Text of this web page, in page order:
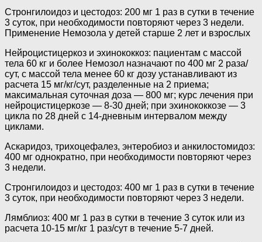
Стронгилоидоз и цестодоз: 200 мг 1 раз в сутки в течение
3 суток, при необходимости повторяют через 3 недели.
Применение Немозола у детей старше 2 лет и взрослых
Нейроцистицеркоз и эхинококкоз: пациентам с массой
тела 60 кг и более Немозол назначают по 400 мг 2 раза/
сут, с массой тела менее 60 кг дозу устанавливают из
расчета 15 мг/кг/сут, разделенные на 2 приема;
максимальная суточная доза — 800 мг; курс лечения при
нейроцистицеркозе — 8-30 дней; при эхинококкозе — 3
цикла по 28 дней с 14-дневным интервалом между
циклами.
Аскаридоз, трихоцефалез, энтеробиоз и анкилостомидоз:
400 мг однократно, при необходимости повторяют через
3 недели.
Стронгилоидоз и цестодоз: 400 мг 1 раз в сутки в течение
3 суток, при необходимости повторяют через 3 недели.
Лямблиоз: 400 мг 1 раз в сутки в течение 3 суток или из
расчета 10-15 мг/кг 1 раз/сут в течение 5-7 дней.